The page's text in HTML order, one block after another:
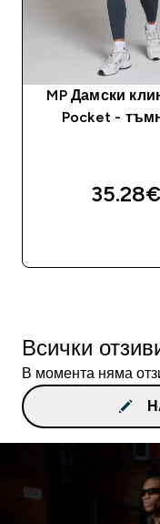
MP Дамски
Pocket -
35.28€‎
Всички
В момента няма